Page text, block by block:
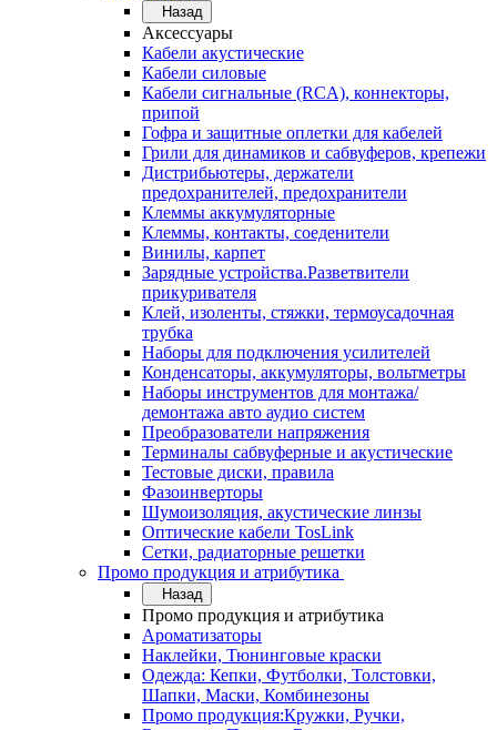
Назад
Аксессуары
Кабели акустические
Кабели силовые
Кабели сигнальные (RCA), коннекторы,
припой
Гофра и защитные оплетки для кабелей
Грили для динамиков и сабвуферов, крепежи
Дистрибьютеры, держатели
предохранителей, предохранители
Клеммы аккумуляторные
Клеммы, контакты, соеденители
Винилы, карпет
Зарядные устройства.Разветвители
прикуривателя
Клей, изоленты, стяжки, термоусадочная
трубка
Наборы для подключения усилителей
Конденсаторы, аккумуляторы, вольтметры
Наборы инструментов для монтажа/
демонтажа авто аудио систем
Преобразователи напряжения
Терминалы сабвуферные и акустические
Тестовые диски, правила
Фазоинверторы
Шумоизоляция, акустические линзы
Оптические кабели TosLink
Сетки, радиаторные решетки
Промо продукция и атрибутика
Назад
Промо продукция и атрибутика
Ароматизаторы
Наклейки, Тюнинговые краски
Одежда: Кепки, Футболки, Толстовки,
Шапки, Маски, Комбинезоны
Промо продукция:Кружки, Ручки,